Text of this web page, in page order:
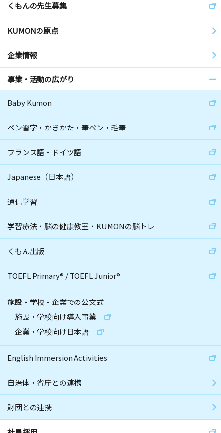
くもんの先生募集
KUMONの原点
企業情報
事業・活動の広がり
Baby Kumon
ペン習字・かきかた・筆ペン・毛筆
フランス語・ドイツ語
Japanese（日本語）
通信学習
学習療法・脳の健康教室・KUMONの脳トレ
くもん出版
TOEFL Primary® /TOEFL Junior®
施設・学校・企業での公文式
施設・学校向け導入事業
企業・学校向け日本語
English Immersion Activities
自治体・省庁との連携
財団との連携